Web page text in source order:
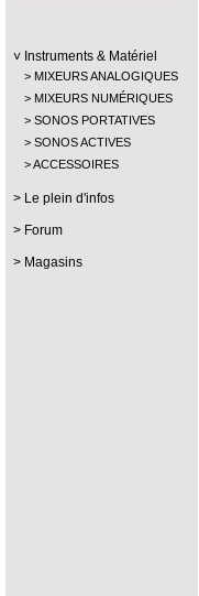
Instruments & Matériel
MIXEURS ANALOGIQUES
MIXEURS NUMÉRIQUES
SONOS PORTATIVES
SONOS ACTIVES
ACCESSOIRES
Le plein d'infos
Forum
Magasins